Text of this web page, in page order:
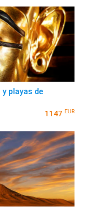
playas de
1147 EUR